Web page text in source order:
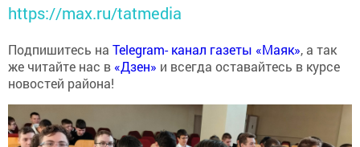
https://max.ru/tatmedia
Подпишитесь на Telegram- канал газеты «Маяк», а так
же читайте нас в «Дзен» и всегда оставайтесь в курсе
новостей района!